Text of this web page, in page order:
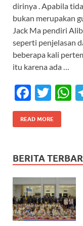
b
o
o
k
er s
A
p
p
dirinya . Apabila
bukan merupakan
Jack Ma pendiri
seperti penjelasan
beberapa kali
itu karena ada …
F
ac
e
o
o
k
T
w
itt
A
p
p
READ MORE
BERITA